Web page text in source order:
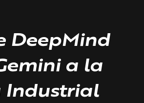
DeepMind
a la
Industrial